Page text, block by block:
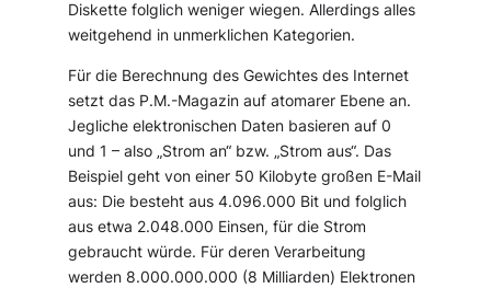
Diskette folglich weniger wiegen. Allerdings alles
weitgehend in unmerklichen Kategorien.
Für die Berechnung des Gewichtes des Internet
setzt das P.M.-Magazin auf atomarer Ebene an.
Jegliche elektronischen Daten basieren auf 0
und 1 – also „Strom an“ bzw. „Strom aus“. Das
Beispiel geht von einer 50 Kilobyte großen E-Mail
aus: Die besteht aus 4.096.000 Bit und folglich
aus etwa 2.048.000 Einsen, für die Strom
gebraucht würde. Für deren Verarbeitung
werden 8.000.000.000 (8 Milliarden) Elektronen